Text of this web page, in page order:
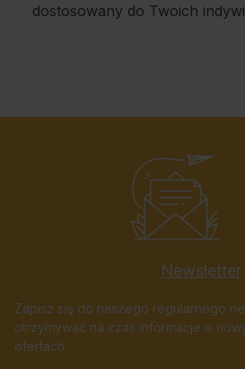
dostosowany do Twoich
Newsletter
Zapisz się do naszego regularnego
otrzymywać na czas informacje o
ofertach.